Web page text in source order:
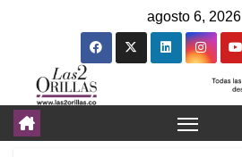
agosto 6, 2026